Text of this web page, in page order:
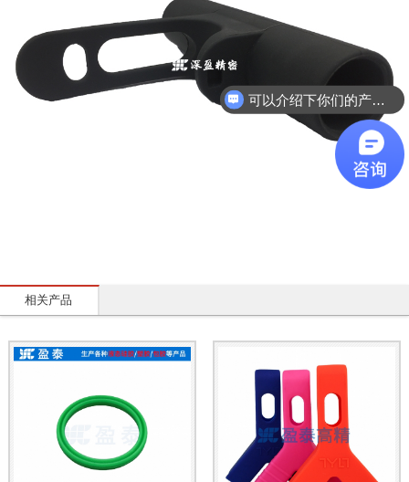
相关产品
可以介绍下你们的产品么